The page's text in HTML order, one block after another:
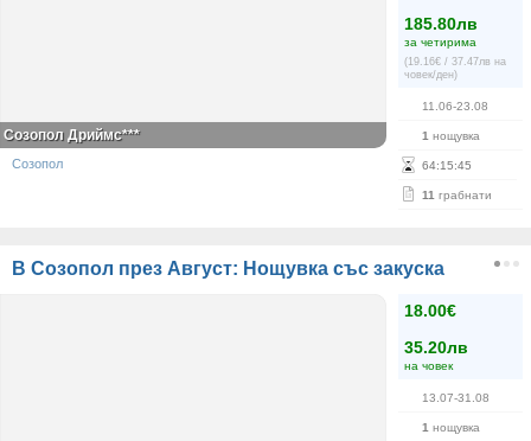
185.80лв
за четирима
(19.16€ / 37.47лв на
човек/ден)
11.06-23.08
1 нощувка
64:15:45
11 грабнати
Созопол Дриймс***
Созопол
В Созопол през Август: Нощувка със закуска
18.00€
35.20лв
на човек
13.07-31.08
1 нощувка